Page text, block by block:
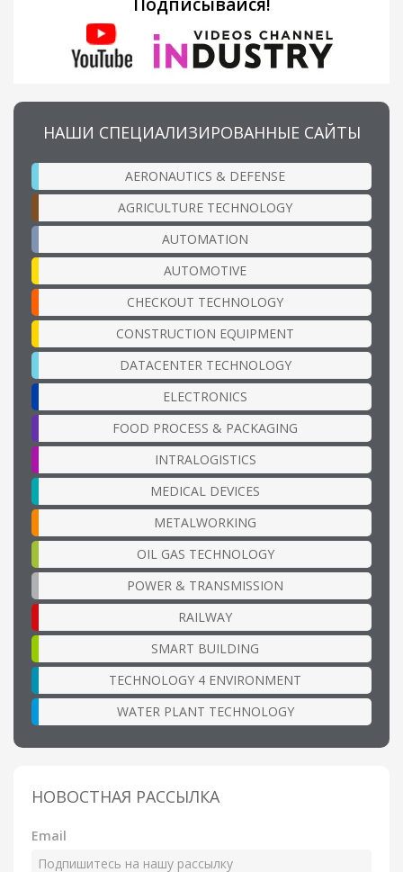
НАШИ СПЕЦИАЛИЗИРОВАННЫЕ САЙТЫ
AERONAUTICS & DEFENSE
AGRICULTURE TECHNOLOGY
AUTOMATION
AUTOMOTIVE
CHECKOUT TECHNOLOGY
CONSTRUCTION EQUIPMENT
DATACENTER TECHNOLOGY
ELECTRONICS
FOOD PROCESS & PACKAGING
INTRALOGISTICS
MEDICAL DEVICES
METALWORKING
OIL GAS TECHNOLOGY
POWER & TRANSMISSION
RAILWAY
SMART BUILDING
TECHNOLOGY 4 ENVIRONMENT
WATER PLANT TECHNOLOGY
НОВОСТНАЯ РАССЫЛКА
Email